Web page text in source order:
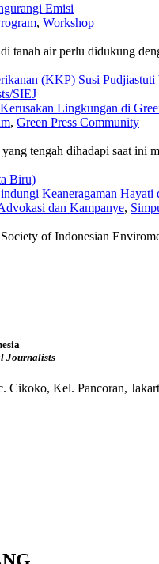
Emisi
, Workshop
tanah air perlu didukung
Lingkungan di
, Green Press Community
tengah dihadapi saat
Keaneragaman Hayati
dan Kampanye,
of Indonesian
Journalists
Cikoko, Kel. Pancoran,